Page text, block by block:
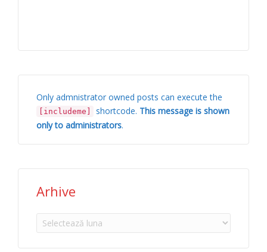
Only admnistrator owned posts can execute the
[includeme] shortcode. This message is shown
only to administrators.
Arhive
Arhive